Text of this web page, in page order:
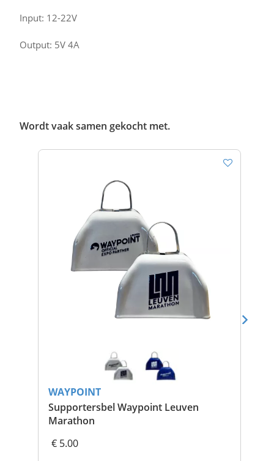
Input: 12-22V
Output: 5V 4A
Wordt vaak samen gekocht met.
WAYPOINT
Supportersbel Waypoint Leuven
Marathon
€ 5.00